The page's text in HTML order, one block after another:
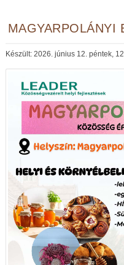
MAGYARPOLÁNYI
Készült: 2026. június 12. péntek,